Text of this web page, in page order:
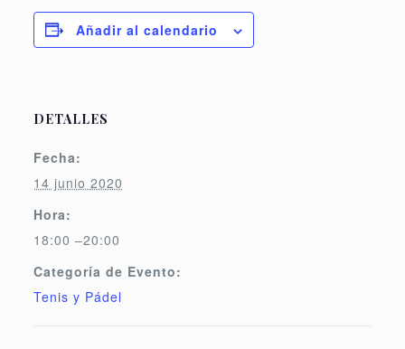
Añadir al calendario
DETALLES
Fecha:
14 junio 2020
Hora:
18:00 –20:00
Categoría de Evento:
Tenis y Pádel